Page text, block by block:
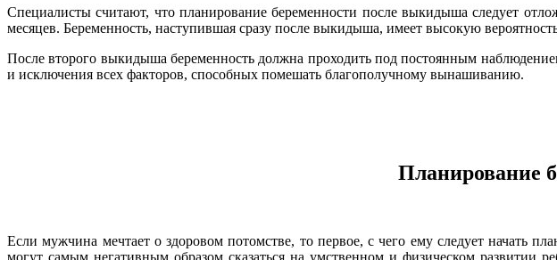
Специалисты считают, что планирование беременности после выкидыша следует
месяцев. Беременность, наступившая сразу после выкидыша, имеет высокую
После второго выкидыша беременность должна проходить под постоянным
и исключения всех факторов, способных помешать благополучному вынашиванию.
Планирование
Если мужчина мечтает о здоровом потомстве, то первое, с чего ему следует начать
могут самым негативным образом сказаться на умственном и физическом развитии